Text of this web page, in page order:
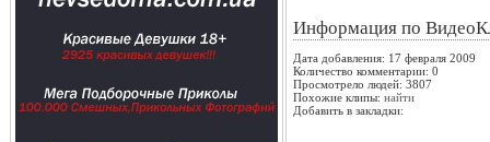
Информация по
Дата добавления: 17 февраля 2009
Количество комментарии: 0
Просмотрело людей: 3807
Похожие клипы: найти
Добавить в закладки: